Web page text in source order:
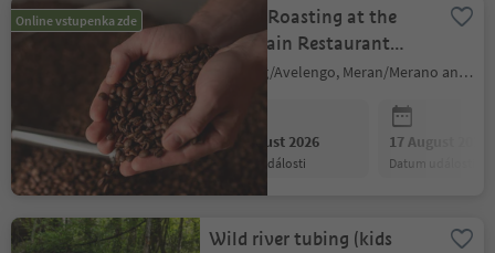
Online vstupenka zde
Coffee Roasting at the
Mountain Restaurant
ROTWAND
Hafling/Avelengo, Meran/Merano and environs
10 August 2026
datum události
17 August 2026
datum události
Wild river tubing (kids